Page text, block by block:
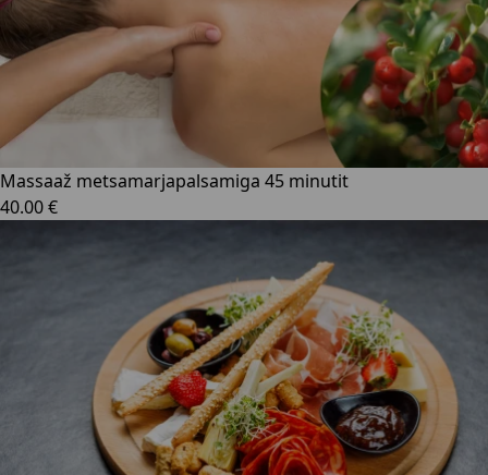
Massaaž metsamarjapalsamiga 45 minutit
40.00 €